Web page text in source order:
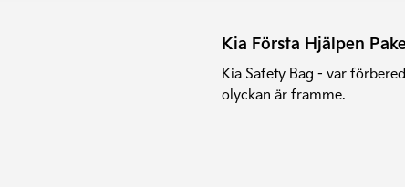
Kia Första Hjälpen
Kia Safety Bag - var
olyckan är framme.